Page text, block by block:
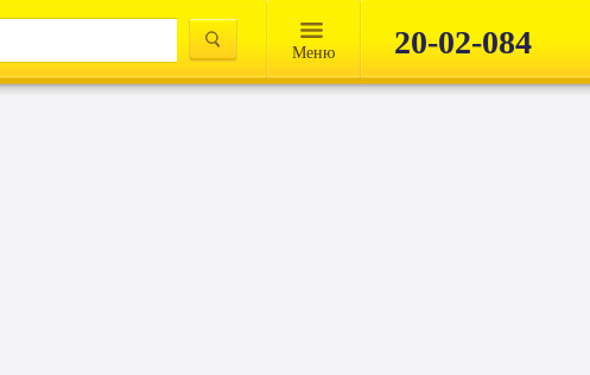
Mеню 20-02-084